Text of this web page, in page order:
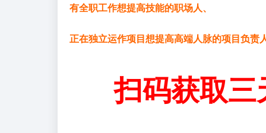
有全职工作想提高技能的职场人、
正在独立运作项目想提高高端人脉的项目负责
扫码获取